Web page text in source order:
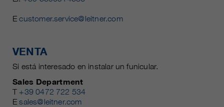
Ecustomer.service@leitner.com
VENTA
Si está interesado en instalar un funicular.
Sales Department
T +39 0472 722 534
Esales@leitner.com